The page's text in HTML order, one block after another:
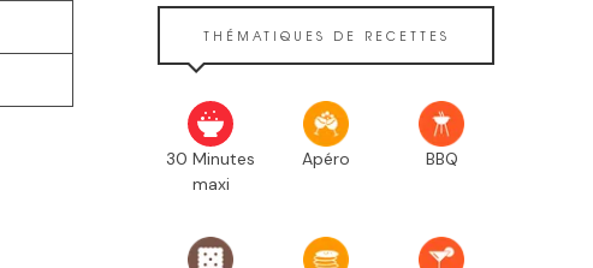
THÉMATIQUES DE RECETTES
30 Minutes
maxi
Apéro BBQ